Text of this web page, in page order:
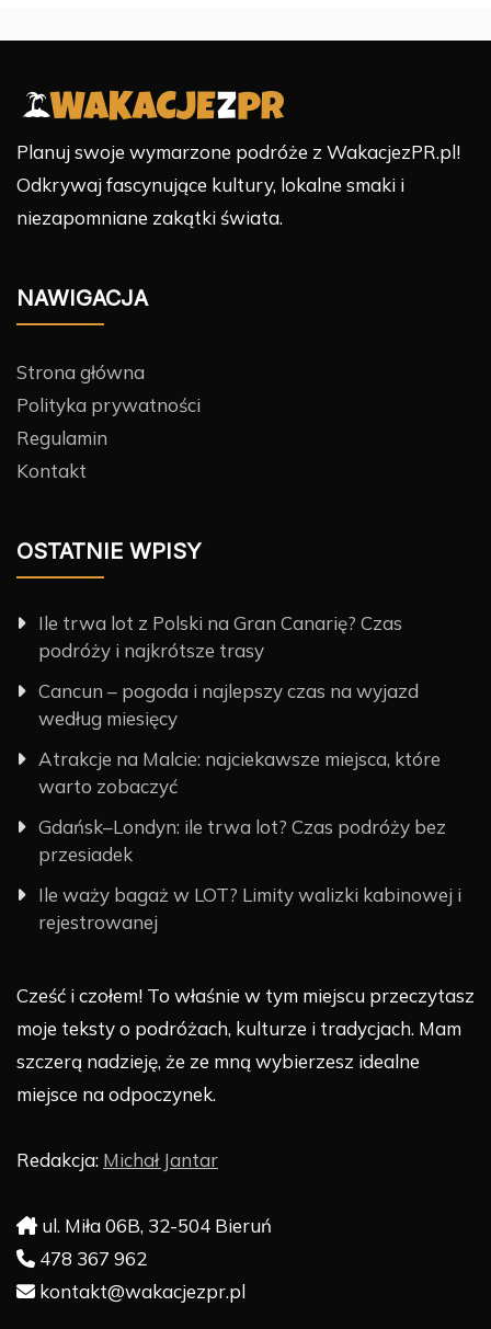
Planuj swoje wymarzone podróże z WakacjezPR.pl!
Odkrywaj fascynujące kultury, lokalne smaki i
niezapomniane zakątki świata.
NAWIGACJA
Strona główna
Polityka prywatności
Regulamin
Kontakt
OSTATNIE WPISY
Ile trwa lot z Polski na Gran Canarię? Czas
podróży i najkrótsze trasy
Cancun – pogoda i najlepszy czas na wyjazd
według miesięcy
Atrakcje na Malcie: najciekawsze miejsca, które
warto zobaczyć
Gdańsk–Londyn: ile trwa lot? Czas podróży bez
przesiadek
Ile waży bagaż w LOT? Limity walizki kabinowej i
rejestrowanej
Cześć i czołem! To właśnie w tym miejscu przeczytasz
moje teksty o podróżach, kulturze i tradycjach. Mam
szczerą nadzieję, że ze mną wybierzesz idealne
miejsce na odpoczynek.
Redakcja: Michał Jantar
ul. Miła 06B, 32-504 Bieruń
478 367 962
kontakt@wakacjezpr.pl